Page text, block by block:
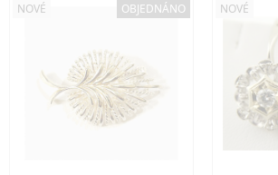
NOVÉ OBJEDNÁNO NOVÉ